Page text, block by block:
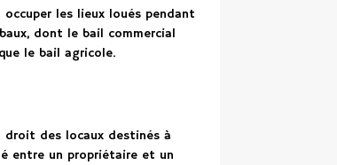
les lieux loués pendant
dont le bail commercial
le bail agricole.
des locaux destinés à
entre un propriétaire et un